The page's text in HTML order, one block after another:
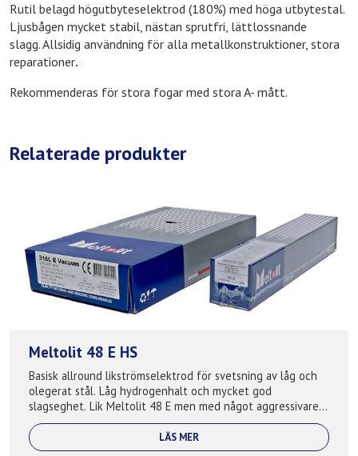
Rutil belagd högutbyteselektrod (180%) med höga utbytestal.
Ljusbågen mycket stabil, nästan sprutfri, lättlossnande
slagg. Allsidig användning för alla metallkonstruktioner, stora
reparationer.
Rekommenderas för stora fogar med stora A- mått.
Relaterade produkter
Meltolit 48 E HS
Basisk allround likströmselektrod för svetsning av låg och
olegerat stål. Låg hydrogenhalt och mycket god
slagseghet. Lik Meltolit 48 E men med något aggressivare
ljusbåge. Lämplig för stålkonstruk...
LÄS MER